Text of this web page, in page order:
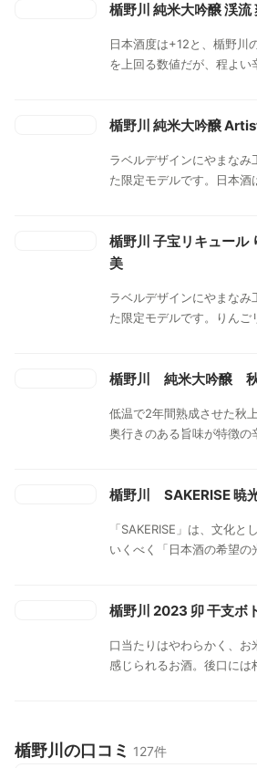
楯野川 純米大吟醸 渓流
日本酒度は+12と、楯野川
を上回る数値だが、程よい
楯野川 純米大吟醸
ラベルデザインにやまなみ
た限定モデルです。日本酒
と爽やかな果実を思わせる
楯野川 子宝リキュール
美
ラベルデザインにやまなみ
た限定モデルです。りんご
ールとのミックスなどがお
楯野川 純米大吟醸
低温で2年間熟成させた秋
奥行きのある旨味が特徴の
楯野川 SAKERISE 暁
「SAKERISE」は、文化
いくべく「日本酒の希望の
整するほど丁寧に細やかに
と「心地よい余韻」を生み
という日本酒業界では珍し
楯野川 2023 卯 干支ボ
口当たりはやわらかく、お
感じられるお酒。後口には
のお酒。控えめな吟醸香、
楯野川の口コミ 127件